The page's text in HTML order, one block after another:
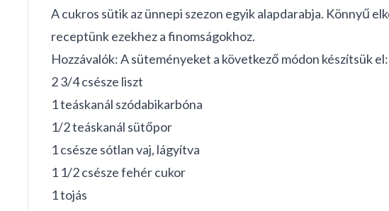
A cukros sütik az ünnepi szezon egyik alapdarabja. Könnyű
receptünk ezekhez a finomságokhoz.
Hozzávalók: A süteményeket a következő módon készítsük
2 3/4 csésze liszt
1 teáskanál szódabikarbóna
1/2 teáskanál sütőpor
1 csésze sótlan vaj, lágyítva
1 1/2 csésze fehér cukor
1 tojás